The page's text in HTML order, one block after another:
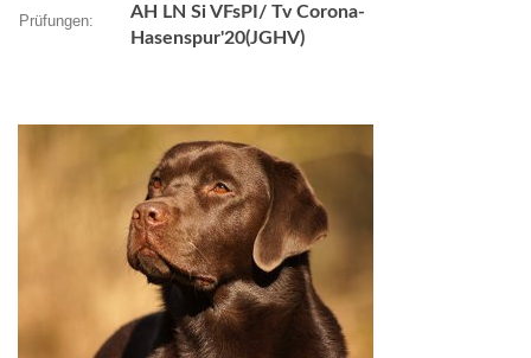
Prüfungen:
AH LN Si VFsPI/ Tv Corona-
Hasenspur'20(JGHV)